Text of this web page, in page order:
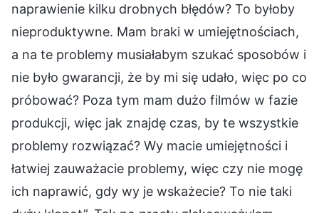
naprawienie kilku drobnych błędów? To byłoby
nieproduktywne. Mam braki w umiejętnościach,
a na te problemy musiałabym szukać sposobów i
nie było gwarancji, że by mi się udało, więc po co
próbować? Poza tym mam dużo filmów w fazie
produkcji, więc jak znajdę czas, by te wszystkie
problemy rozwiązać? Wy macie umiejętności i
łatwiej zauważacie problemy, więc czy nie mogę
ich naprawić, gdy wy je wskażecie? To nie taki